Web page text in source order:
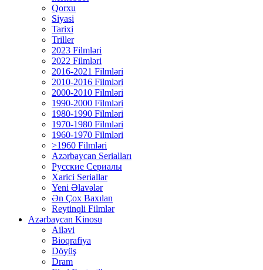
Qorxu
Siyasi
Tarixi
Triller
2023 Filmləri
2022 Filmləri
2016-2021 Filmləri
2010-2016 Filmləri
2000-2010 Filmləri
1990-2000 Filmləri
1980-1990 Filmləri
1970-1980 Filmləri
1960-1970 Filmləri
>1960 Filmləri
Azərbaycan Serialları
Русские Сериалы
Xarici Seriallar
Yeni Əlavələr
Ən Çox Baxılan
Reytinqli Filmlər
Azərbaycan Kinosu
Ailəvi
Bioqrafiya
Döyüş
Dram